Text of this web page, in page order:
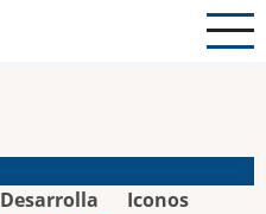
Desarrolla
Iconos